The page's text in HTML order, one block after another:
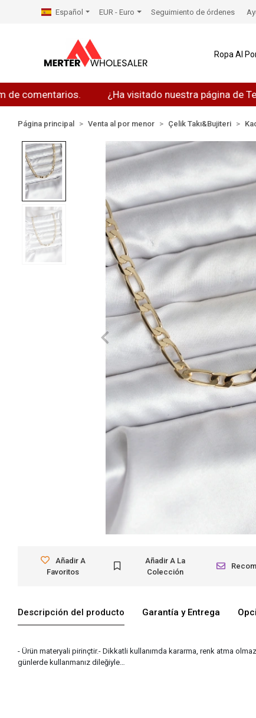
¿Ha visitado nuestra página de
Español EUR - Euro Seguimiento de órdenes
Ropa Al
Página principal Venta al por menor Çelik Takı&Bujiteri
Añadir A
Favoritos
Añadir A La
Colección
Descripción del producto Garantía y Entrega
- Ürün materyali pirinçtir.- Dikkatli kullanımda kararma, renk atma
günlerde kullanmanız dileğiyle…